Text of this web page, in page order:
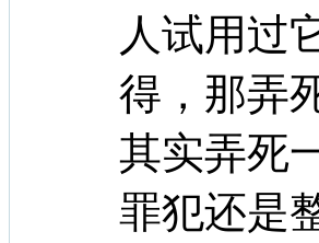
人试用过
得，那弄
其实弄死
罪犯还是